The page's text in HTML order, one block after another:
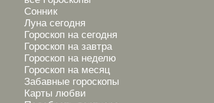
Сонник
Луна сегодня
Гороскоп на сегодня
Гороскоп на завтра
Гороскоп на неделю
Гороскоп на месяц
Забавные гороскопы
Карты любви